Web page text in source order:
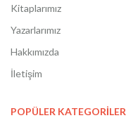
Kitaplarımız
Yazarlarımız
Hakkımızda
İletişim
POPÜLER KATEGORİLER